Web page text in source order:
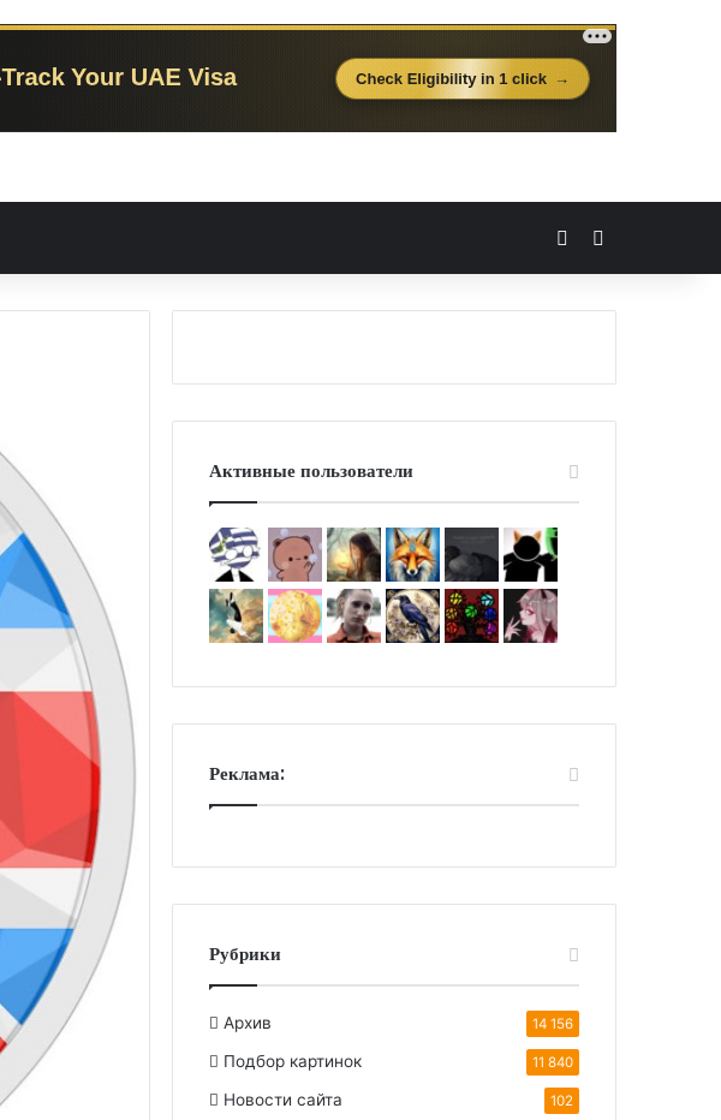
Вход
Активные пользователи
Реклама:
Рубрики
Архив 14 156
Подбор картинок 11 840
Новости сайта 102